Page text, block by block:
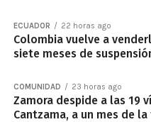
ECUADOR 22 horas ago
Colombia vuelve a
siete meses de
COMUNIDAD 23 horas ago
Zamora despide a las 19
Cantzama, a un mes de